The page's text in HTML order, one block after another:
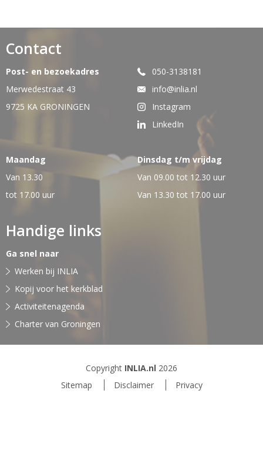
Contact
Post- en bezoekadres
Merwedestraat 43
9725 KA GRONINGEN
050-3138181
info@inlia.nl
Instagram
LinkedIn
Maandag
Van 13.30
tot 17.00 uur
Dinsdag t/m vrijdag
Van 09.00 tot 12.30 uur
Van 13.30 tot 17.00 uur
Handige links
Ga snel naar
Werken bij INLIA
Kopij voor het kerkblad
Activiteitenagenda
Charter van Groningen
Copyright INLIA.nl 2026
Sitemap
Disclaimer Privacy